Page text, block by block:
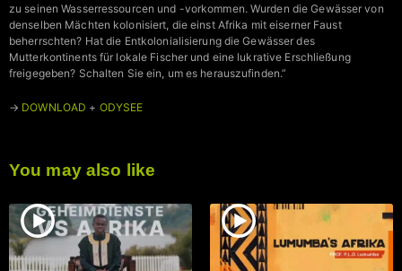
zu seinen Wasserressourcen und -vorkommen. Wurden die Gewässer von
denselben Mächten kolonisiert, die einst Afrika mit eiserner Faust
beherrschten? Hat die Entkolonialisierung die Gewässer des
Mutterkontinents für lokale Fischer und eine lukrative Erschließung
freigegeben? Schalten Sie ein, um es herauszufinden.”
→ DOWNLOAD + ODYSEE
You may also like